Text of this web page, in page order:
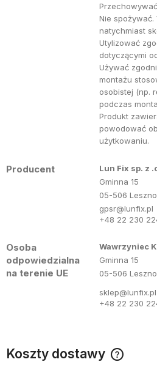
Nie spożywać.
natychmiast
Utylizować
dotyczącymi
Używać
montażu
osobistej (np.
podczas
Produkt
powodować
użytkowaniu.
Producent
Lun Fix sp. z
Gminna 15
05-506
gpsr@lunfix.pl
+48 22 230
Osoba
odpowiedzialna
na terenie UE
Wawrzyniec
Gminna 15
05-506
sklep@lunfix.pl
+48 22 230
Koszty dostawy